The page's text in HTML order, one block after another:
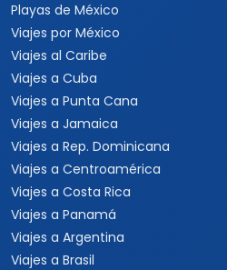
Playas de México
Viajes por México
Viajes al Caribe
Viajes a Cuba
Viajes a Punta Cana
Viajes a Jamaica
Viajes a Rep. Dominicana
Viajes a Centroamérica
Viajes a Costa Rica
Viajes a Panamá
Viajes a Argentina
Viajes a Brasil